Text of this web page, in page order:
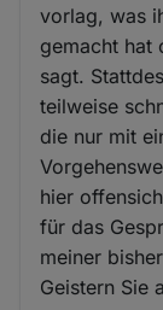
vorlag, was
gemacht hat
sagt.
teilweise
die nur mit
hier
für das
meiner
Geistern Sie